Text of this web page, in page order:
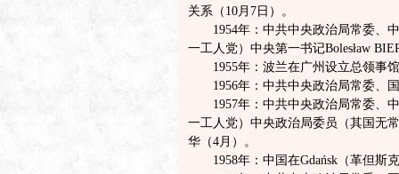
关系（10月7日）。
1954年：中共中央政治局常委、中
一工人党）中央第一书记Bolesław
1955年：波兰在广州设立总领事馆
1956年：中共中央政治局常委、
1957年：中共中央政治局常委、中
一工人党）中央政治局委员（其国无
华（4月）。
1958年：中国在Gdańsk（革但斯